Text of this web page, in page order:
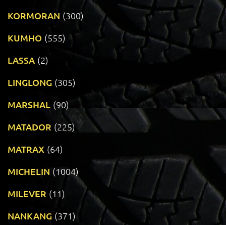
KORMORAN (300)
KUMHO (555)
LASSA (2)
LINGLONG (305)
MARSHAL (90)
MATADOR (225)
MATRAX (64)
MICHELIN (1004)
MILEVER (11)
NANKANG (371)